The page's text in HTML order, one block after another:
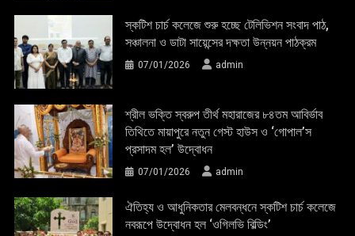
স্কটিশ চার্চ কলেজে শুরু হচ্ছে টেলিভিশন সংবাদ পাঠ,
সঞ্চালনা ও ডাটা সায়েন্সের দক্ষতা উন্নয়ন পাঠক্রম
07/01/2026 admin
শ্রীল ভক্তি স্বরুপ তীর্থ মহারাজের ৮৪তম আবির্ভাব
তিথিতে মায়াপুরে নতুন গেস্ট হাউস ও ‘গোপাল’স
প্রসাদম হল’ উদ্বোধন
07/01/2026 admin
ঐতিহ্য ও আধুনিকতার মেলবন্ধনে স্কটিশ চার্চ কলেজে
নবরূপে উদ্বোধন হল ‘ওগিলভি বিল্ডিং’